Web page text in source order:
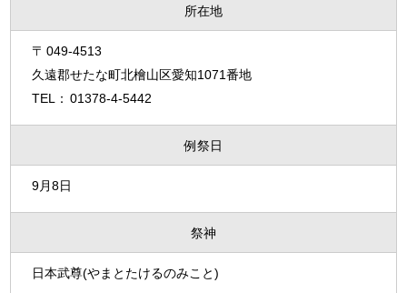
所在地
049-4513
久遠郡せたな町北檜山区愛知1071番地
01378-4-5442
例祭日
9月8日
祭神
日本武尊(やまとたけるのみこと)